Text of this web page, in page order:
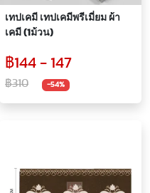
เทปเคมี เทปเคมีพรีเมี่ยม ผ้า
เคมี (1ม้วน)
฿144 - 147
฿310 -54%